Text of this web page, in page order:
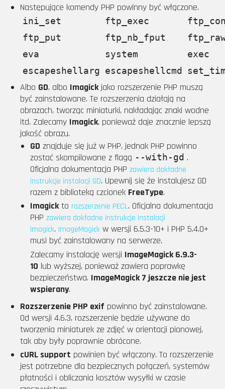
Następujące komendy PHP powinny być włączone.
ini_set ftp_exec
ftp_put
ftp_nb_fput
eva
system
exec
escapeshellarg escapeshellcmd
Albo GD, albo Imagickjako rozszerzenie PHP muszą
być zainstalowane. Te rozszerzenia działają na
obrazach, tworząc miniaturki, nakładając znaki wodne
itd. Zalecamy Imagick, ponieważ daje znacznie lepszą
jakość obrazu.
GD znajduje się już w PHP, jednak PHP powinno
zostać skompilowane z flagą --with-gd .
Oficjalna dokumentacja PHP zawiera dokładne
instrukcje instalacji GD. Upewnij się że instalujesz GD
razem z biblioteką czcionek FreeType.
Imagickto rozszerzenie PECL. Oficjalna dokumentacja
PHP zawiera dokładne instrukcje instalacji
Imagick. ImageMagick w wersji 6.5.3-10+ i PHP 5.4.0+
musi być zainstalowany na serwerze.
Zalecamy instalację wersji ImageMagick 6.9.3-
10 lub wyższej, ponieważ zawiera poprawkę
bezpieczeństwa. ImageMagick 7 jeszcze nie jest
wspierany.
Rozszerzenie PHP exif powinno być zainstalowane.
Od wersji 4.6.3, rozszerzenie będzie używane do
tworzenia miniaturek ze zdjęć w orientacji pionowej,
tak aby były poprawnie obrócone.
cURL support powinien być włączony. To rozszerzenie
jest potrzebne dla bezpiecznych połączeń, systemów
płatności i obliczania kosztów wysyłki w czasie